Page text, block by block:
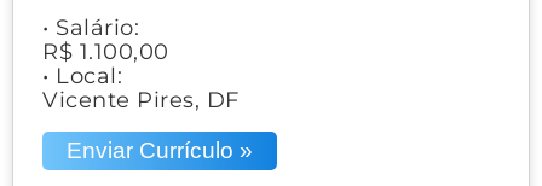
• Salário:
R$ 1.100,00
• Local:
Vicente Pires, DF
Enviar Currículo »